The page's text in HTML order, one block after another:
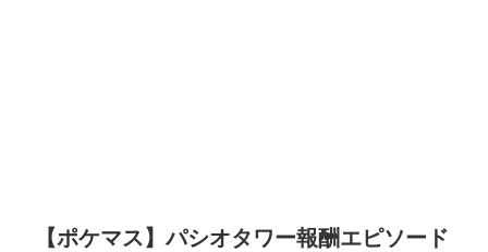
【ポケマス】パシオタワー報酬エピソード